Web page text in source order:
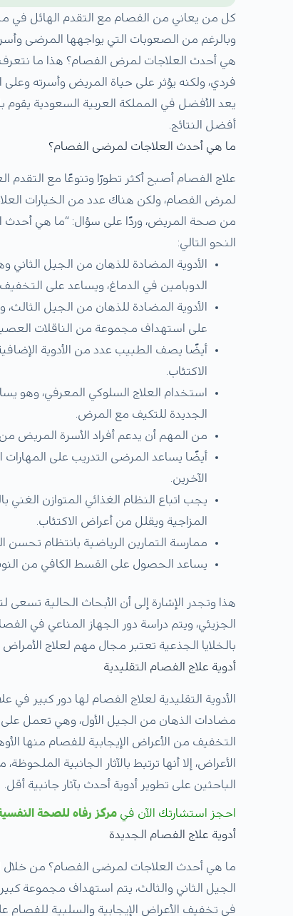
كل من يعاني من الفصام مع التقدم الهائل
وبالرغم من الصعوبات التي يواجهها المرضى
هي أحدث العلاجات لمرض الفصام؟ هذا ما
فردي، ولكنه يؤثر على حياة المريض وأسرته
يعد الأفضل في المملكة العربية السعودية
أفضل النتائج.
ما هي أحدث العلاجات لمرضى الفصام؟
علاج الفصام أصبح أكثر تطورًا وتنوعًا مع
لمرض الفصام، ولكن هناك عدد من الخيارات
من صحة المريض، وردًا على سؤال: “ما هي أحدث
النحو التالي:
الأدوية المضادة للذهان من الجيل
الدوبامين في الدماغ، ويساعد على
الأدوية المضادة للذهان من الجيل الثالث،
على استهداف مجموعة من الناقلات
أيضًا يصف الطبيب عدد من الأدوية
الاكتئاب.
استخدام العلاج السلوكي المعرفي، وهو
الجديدة للتكيف مع المرض.
من المهم أن يدعم أفراد الأسرة المريض
أيضًا يساعد المرضى التدريب على
الآخرين.
يجب اتباع النظام الغذائي المتوازن الغني
المزاجية ويقلل من أعراض الاكتئاب.
ممارسة التمارين الرياضية بانتظام تحسن
يساعد الحصول على القسط الكافي من
هذا وتجدر الإشارة إلى أن الأبحاث الحالية
الجزيئي، ويتم دراسة دور الجهاز المناعي في
بالخلايا الجذعية تعتبر مجال مهم لعلاج
أدوية علاج الفصام التقليدية
الأدوية التقليدية لعلاج الفصام لها دور كبير
مضادات الذهان من الجيل الأول، وهي تعمل على
التخفيف من الأعراض الإيجابية للفصام منها
الأعراض، إلا أنها ترتبط بالآثار الجانبية
الباحثين على تطوير أدوية أحدث بآثار جانبية أقل.
احجز استشارتك الآن فيمركز رفاه للصحة
أدوية علاج الفصام الجديدة
ما هي أحدث العلاجات لمرضى الفصام؟ من خلال
الجيل الثاني والثالث، يتم استهداف مجموعة
في تخفيف الأعراض الإيجابية والسلبية للفصام